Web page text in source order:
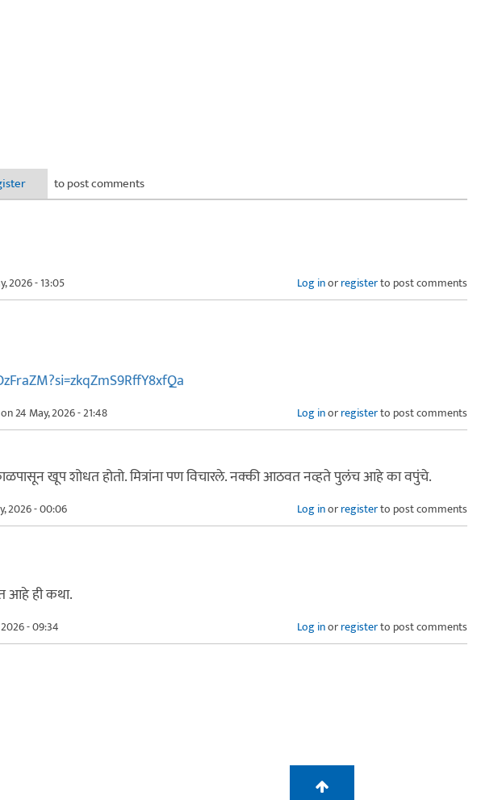
to post comments
2026 - 13:05 Log inorregisterto post comments
on 24 May, 2026 - 21:48 Log inorregisterto post comments
खूप शोधत होतो. मित्रांना पण विचारले. नक्की आठवत नव्हते पुलंच आहे का वपुंचे.
2026 - 00:06 Log inorregisterto post comments
आहे ही कथा.
- 09:34 Log inorregisterto post comments